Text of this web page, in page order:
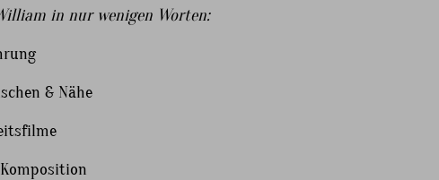
in nur wenigen Worten:
& Nähe